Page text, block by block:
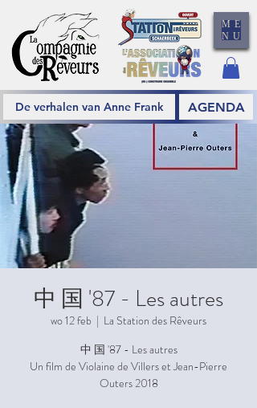
De verhalen van Anne Frank AGENDA
ME
NU
中 国 '87 - Les autres
wo 12 feb
  |
La Station des Rêveurs
中 国 '87 - Les autres
Un film de Violaine de Villers et Jean-Pierre
Outers 2018